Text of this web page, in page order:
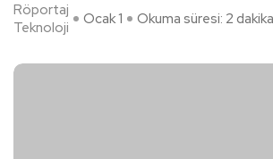
Röportaj
Teknoloji
Ocak 1 Okuma süresi: 2 dakika